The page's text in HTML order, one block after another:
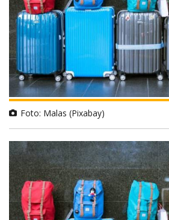
Foto: Malas (Pixabay)